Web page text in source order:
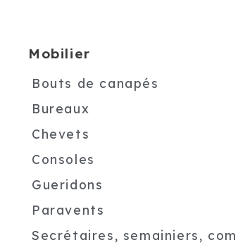
Mobilier
Bouts de canapés
Bureaux
Chevets
Consoles
Gueridons
Paravents
Secrétaires, semainiers,